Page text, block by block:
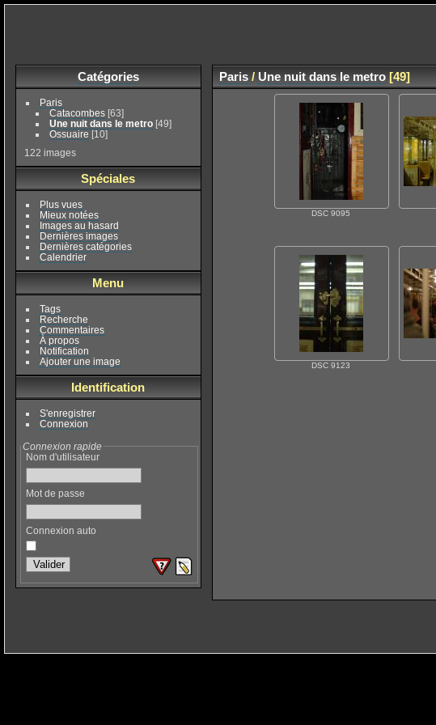
Catégories
Paris
Catacombes [63]
Une nuit dans le metro [49]
Ossuaire [10]
122 images
Spéciales
Plus vues
Mieux notées
Images au hasard
Dernières images
Dernières catégories
Calendrier
Menu
Tags
Recherche
Commentaires
À propos
Notification
Ajouter une image
Identification
S'enregistrer
Connexion
Connexion rapide
Nom d'utilisateur
Mot de passe
Connexion auto
Paris/ Une nuit dans le metro[49]
DSC 9095
DSC 9123